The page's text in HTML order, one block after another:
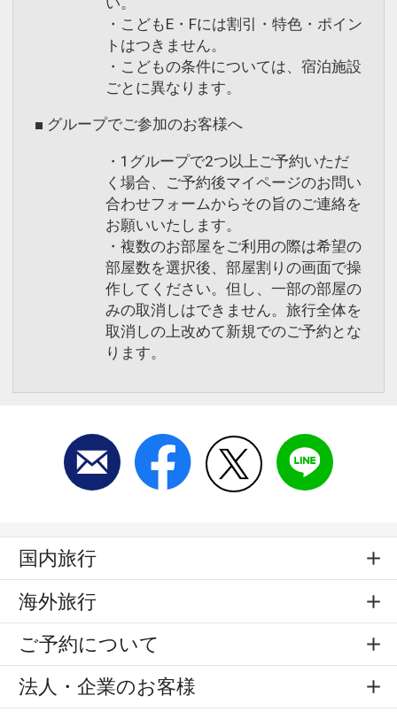
・こどもE・Fには割引・特色・ポイン
トはつきません。
・こどもの条件については、宿泊施設
ごとに異なります。
■ グループでご参加のお客様へ
・1グループで2つ以上ご予約いただ
く場合、ご予約後マイページのお問い
合わせフォームからその旨のご連絡を
お願いいたします。
・複数のお部屋をご利用の際は希望の
部屋数を選択後、部屋割りの画面で操
作してください。但し、一部の部屋の
みの取消しはできません。旅行全体を
取消しの上改めて新規でのご予約とな
ります。
国内旅行
海外旅行
ご予約について
法人・企業のお客様